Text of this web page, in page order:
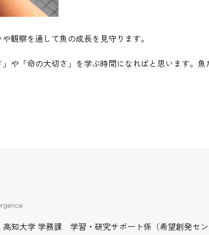
観察を通して魚の成長を見守ります。
や「命の大切さ」を学ぶ時間になればと思います。魚
高知大学 学務課 学習・研究サポート係 （希望創発セ